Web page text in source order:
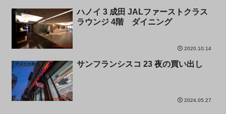
ベトナム
ハノイ 3 成田 JALファーストクラス
ラウンジ 4階 ダイニング
2020.10.14
アメリカ本土 サンフランシスコ 23 夜の買い出し
2024.05.27